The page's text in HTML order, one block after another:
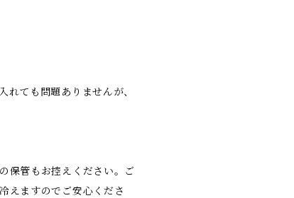
れても問題ありませんが、
保管もお控えください。ご
えますのでご安心くださ